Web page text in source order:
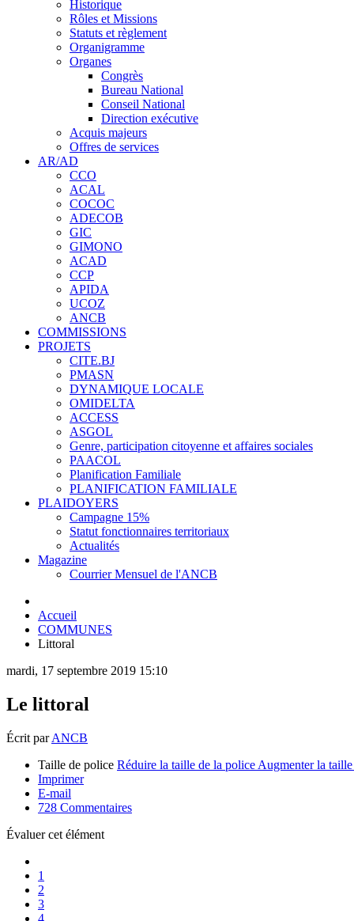
Historique
Rôles et Missions
Statuts et règlement
Organigramme
Organes
Congrès
Bureau National
Conseil National
Direction exécutive
Acquis majeurs
Offres de services
AR/AD
CCO
ACAL
COCOC
ADECOB
GIC
GIMONO
ACAD
CCP
APIDA
UCOZ
ANCB
COMMISSIONS
PROJETS
CITE.BJ
PMASN
DYNAMIQUE LOCALE
OMIDELTA
ACCESS
ASGOL
Genre, participation citoyenne et affaires sociales
PAACOL
Planification Familiale
PLANIFICATION FAMILIALE
PLAIDOYERS
Campagne 15%
Statut fonctionnaires territoriaux
Actualités
Magazine
Courrier Mensuel de l'ANCB
Accueil
COMMUNES
Littoral
mardi, 17 septembre 2019 15:10
Le littoral
Écrit parANCB
Taille de police Réduire la taille de la police Augmenter la
Imprimer
E-mail
728 Commentaires
Évaluer cet élément
1
2
3
4